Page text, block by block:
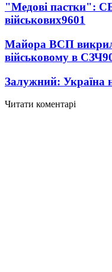
"Медові пастки":
військових9601
Майора ВСП
військовому в СЗЧ
Залужний: Україна
Читати коментарі